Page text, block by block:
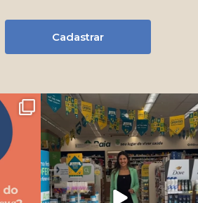
Cadastrar